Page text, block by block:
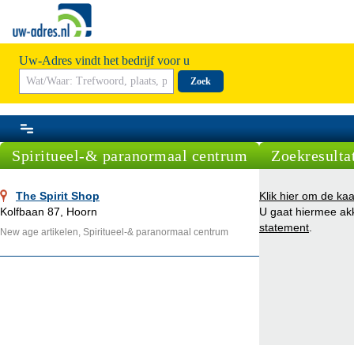
Uw-Adres vindt het bedrijf voor u
Zoek
Spiritueel-& paranormaal centrum
The Spirit Shop
Kolfbaan 87, Hoorn
New age artikelen, Spiritueel-& paranormaal centrum
Klik hier om de
U gaat hiermee
statement